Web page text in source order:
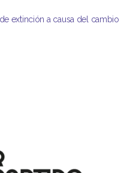
extinción a causa del cambio